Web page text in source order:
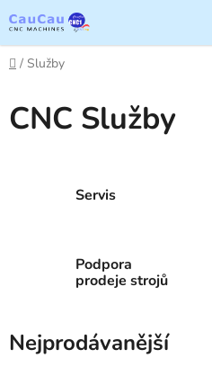
na
obsah
Domů
/ Služby
CNC Služby
Servis
Podpora
prodeje strojů
Nejprodávanější